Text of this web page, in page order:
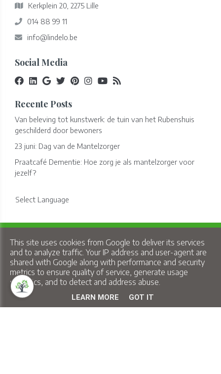
Kerkplein 20, 2275 Lille
014 88 99 11
info@lindelo.be
Social Media
Recente Posts
Van beleving tot kunstwerk: de tuin van het Rubenshuis
geschilderd door bewoners
23 juni: Dag van de Mantelzorger
Praatcafé Dementie: Hoe zorg je als mantelzorger voor
jezelf?
Select Language
Privacy & Cookies| UP-TO-DATE WebDesign
This site uses cookies from Google to deliver its services
and to analyze traffic. Your IP address and user-agent are
shared with Google along with performance and security
metrics to ensure quality of service, generate usage
statistics, and to detect and address abuse.
LEARN MORE GOT IT